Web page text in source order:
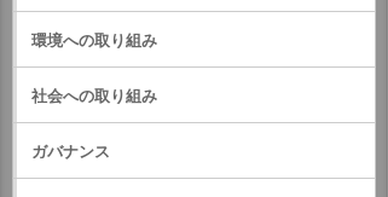
環境への取り組み
社会への取り組み
ガバナンス